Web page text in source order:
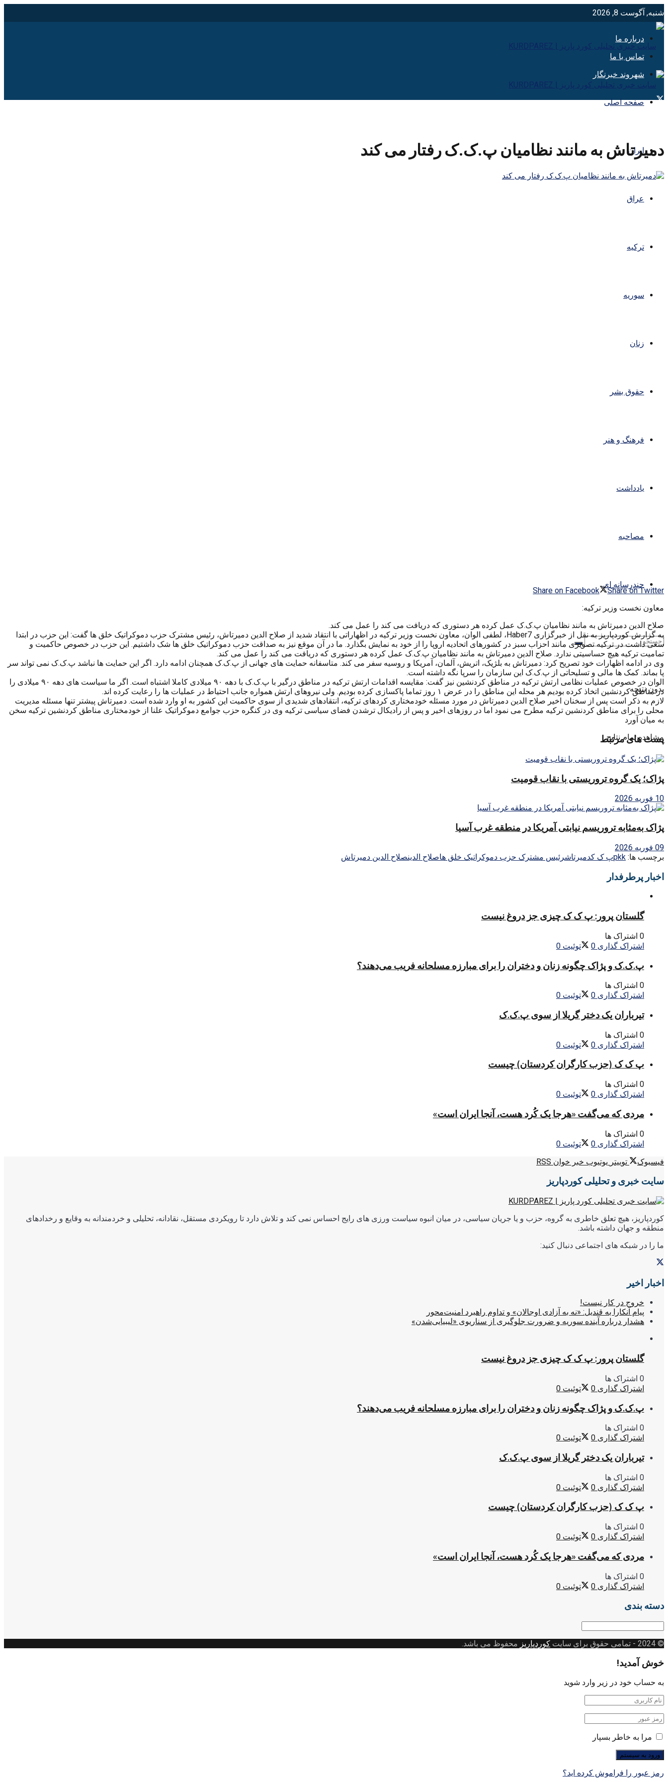
شنبه, آگوست 8, 2026
درباره ما
تماس با ما
شهروند خبرنگار
صفحه اصلی
ایران
عراق
ترکیه
سوریه
زنان
حقوق بشر
فرهنگ و هنر
یادداشت
مصاحبه
چندرسانه ای
بدون نتیجه
مشاهده تمام نتایج
دمیرتاش به مانند نظامیان پ.ک.ک رفتار می کند
Share on Facebook
Share on Twitter
معاون نخست وزیر ترکیه:
صلاح الدین دمیرتاش به مانند نظامیان پ.ک.ک عمل کرده هر دستوری که دریافت می کند را عمل می کند.
به گزارش کوردپاریز به نقل از خبرگزاری Haber7، لطفی الوان، معاون نخست وزیر ترکیه در اظهاراتی با انتقاد شدید از صلاح الدین دمیرتاش، رئیس مشترک حزب دموکراتیک خلق ها گفت: این حزب در ابتدا
سعی داشت در ترکیه تصویری مانند احزاب سبز در کشورهای اتحادیه اروپا را از خود به نمایش بگذارد. ما در آن موقع نیز به صداقت حزب دموکراتیک خلق ها شک داشتیم. این حزب در خصوص حاکمیت و
تمامیت ترکیه هیچ حساسیتی ندارد. صلاح الدین دمیرتاش به مانند نظامیان پ.ک.ک عمل کرده هر دستوری که دریافت می کند را عمل می کند.
وی در ادامه اظهارات خود تصریح کرد: دمیرتاش به بلژیک، اتریش، آلمان، آمریکا و روسیه سفر می کند. متاسفانه حمایت های جهانی از پ.ک.ک همچنان ادامه دارد. اگر این حمایت ها نباشد پ.ک.ک نمی تواند سر
پا بماند. کمک ها مالی و تسلیحاتی از پ.ک.ک این سازمان را سرپا نگه داشته است.
الوان در خصوص عملیات نظامی ارتش ترکیه در مناطق کردنشین نیز گفت: مقایسه اقدامات ارتش ترکیه در مناطق درگیر با پ.ک.ک با دهه ۹۰ میلادی کاملا اشتباه است. اگر ما سیاست های دهه ۹۰ میلادی را
در مناطق کردنشین اتخاذ کرده بودیم هر محله این مناطق را در عرض ۱ روز تماما پاکسازی کرده بودیم. ولی نیروهای ارتش همواره جانب احتیاط در عملیات ها را رعایت کرده اند.
لازم به ذکر است پس از سخنان اخیر صلاح الدین دمیرتاش در مورد مسئله خودمختاری کردهای ترکیه، انتقادهای شدیدی از سوی حاکمیت این کشور به او وارد شده است. دمیرتاش پیشتر تنها مسئله مدیریت
محلی را برای مناطق کردنشین ترکیه مطرح می نمود اما در روزهای اخیر و پس از رادیکال ترشدن فضای سیاسی ترکیه وی در کنگره حزب جوامع دموکراتیک علنا از خودمختاری مناطق کردنشین ترکیه سخن
به میان آورد
پست های مرتبط
پژاک؛ یک گروه تروریستی با نقاب قومیت
10 فوریه 2026
پژاک به‌مثابه تروریسم نیابتی آمریکا در منطقه غرب آسیا
09 فوریه 2026
برچسب ها: pkkپ ک کدمیرتاشرئیس مشترک حزب دموکراتیک خلق هاصلاح الدینصلاح الدین دمیرتاش
اخبار پرطرفدار
گلستان پرور: پ ک ک چیزی جز دروغ نیست
0 اشتراک ها
اشتراک گذاری 0 توئیت 0
پ.ک.ک و پژاک چگونه زنان و دختران را برای مبارزه مسلحانه فریب می‌دهند؟
0 اشتراک ها
اشتراک گذاری 0 توئیت 0
تیرباران یک دختر گریلا از سوی پ.ک.ک
0 اشتراک ها
اشتراک گذاری 0 توئیت 0
پ ک ک (حزب کارگران کردستان) چیست
0 اشتراک ها
اشتراک گذاری 0 توئیت 0
مردی که می‌گفت «هرجا یک کُرد هست، آنجا ایران است»
0 اشتراک ها
اشتراک گذاری 0 توئیت 0
فیسبوک
توییتر یوتیوب خبر خوان RSS
سایت خبری و تحلیلی کوردپاریز
کوردپاریز، هیچ تعلق خاطری به گروه، حزب و یا جریان سیاسی، در میان انبوه سیاست ورزی های رایج احساس نمی کند و تلاش دارد تا رویکردی مستقل، نقادانه، تحلیلی و خردمندانه به وقایع و رخدادهای
منطقه و جهان داشته باشد.
ما را در شبکه های اجتماعی دنبال کنید:
اخبار اخیر
خروج در کار نیست!
پیام آنکارا به قندیل: «نه به آزادی اوجالان» و تداوم راهبرد امنیت‌محور
هشدار درباره آینده سوریه و ضرورت جلوگیری از سناریوی «لیبیایی‌شدن»
گلستان پرور: پ ک ک چیزی جز دروغ نیست
0 اشتراک ها
اشتراک گذاری 0 توئیت 0
پ.ک.ک و پژاک چگونه زنان و دختران را برای مبارزه مسلحانه فریب می‌دهند؟
0 اشتراک ها
اشتراک گذاری 0 توئیت 0
تیرباران یک دختر گریلا از سوی پ.ک.ک
0 اشتراک ها
اشتراک گذاری 0 توئیت 0
پ ک ک (حزب کارگران کردستان) چیست
0 اشتراک ها
اشتراک گذاری 0 توئیت 0
مردی که می‌گفت «هرجا یک کُرد هست، آنجا ایران است»
0 اشتراک ها
اشتراک گذاری 0 توئیت 0
دسته بندی
دسته
© 2024
- تمامی حقوق برای سایت کوردپاریز محفوظ می باشد.
خوش آمدید!
به حساب خود در زیر وارد شوید
مرا به خاطر بسپار
رمز عبور را فراموش کرده اید؟